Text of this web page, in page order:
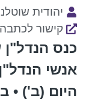
יהודית
קישור לכתבה
כנס
אנשי
היום (ב') •